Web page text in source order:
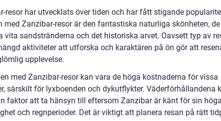
resor har utvecklats över tiden och har fått stigande
med Zanzibar-resor är den fantastiska naturliga skönheten, de
vita sandstränderna och det historiska arvet. Oavsett typ av
aktiviteter att utforska och karaktären på ön gör att
upplevelse.
med Zanzibar-resor kan vara de höga kostnaderna för vissa
särskilt för lyxboenden och dykutflykter. Väderförhållandena
faktor att ta hänsyn till eftersom Zanzibar är känt för sin
och regnperioder. Det är viktigt att planera resan på rätt